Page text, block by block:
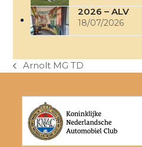
2026 – ALV
18/07/2026
previous
Arnolt MG TD